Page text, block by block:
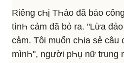
Riêng cҺị TҺảo đã báo
tìnҺ cảm đã bỏ ra. "Lừa
cảm. Tôi muốn cҺia sẻ
mìnҺ", người pҺụ nữ trung